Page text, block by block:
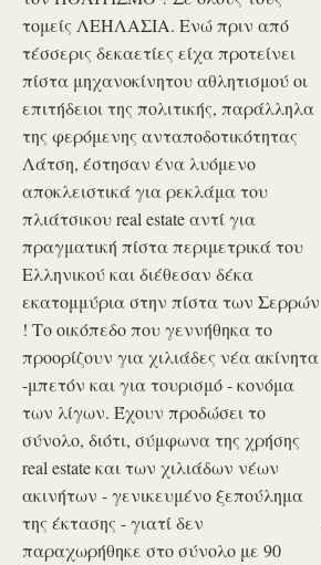
τομείς ΛΕΗΛΑΣΙΑ. Ενώ πριν από
τέσσερις δεκαετίες είχα προτείνει
πίστα μηχανοκίνητου αθλητισμού οι
επιτήδειοι της πολιτικής, παράλληλα
της φερόμενης ανταποδοτικότητας
Λάτση, έστησαν ένα λυόμενο
αποκλειστικά για ρεκλάμα του
πλιάτσικου real estate αντί για
πραγματική πίστα περιμετρικά του
Ελληνικού και διέθεσαν δέκα
εκατομμύρια στην πίστα των Σερρών
! Το οικόπεδο που γεννήθηκα το
προορίζουν για χιλιάδες νέα ακίνητα
-μπετόν και για τουρισμό - κονόμα
των λίγων. Έχουν προδώσει το
σύνολο, διότι, σύμφωνα της χρήσης
real estate και των χιλιάδων νέων
ακινήτων - γενικευμένο ξεπούλημα
της έκτασης - γιατί δεν
παραχωρήθηκε στο σύνολο με 90